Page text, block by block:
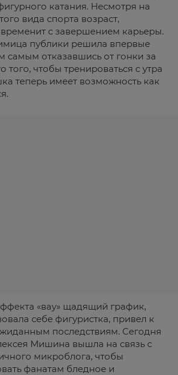
катания. Несмотря на
вида спорта возраст,
с завершением карьеры.
публики решила впервые
самым отказавшись от гонки за
того, чтобы тренироваться с утра
теперь имеет возможность как
«вау» щадящий график,
себе фигуристка, привел к
последствиям. Сегодня
Мишина вышла на связь с
микроблога, чтобы
фанатам бледное и